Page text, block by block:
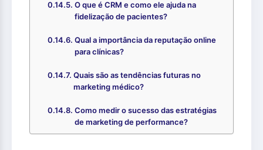
O que é CRM e como ele ajuda na
fidelização de pacientes?
Qual a importância da reputação online
para clínicas?
Quais são as tendências futuras no
marketing médico?
Como medir o sucesso das estratégias
de marketing de performance?